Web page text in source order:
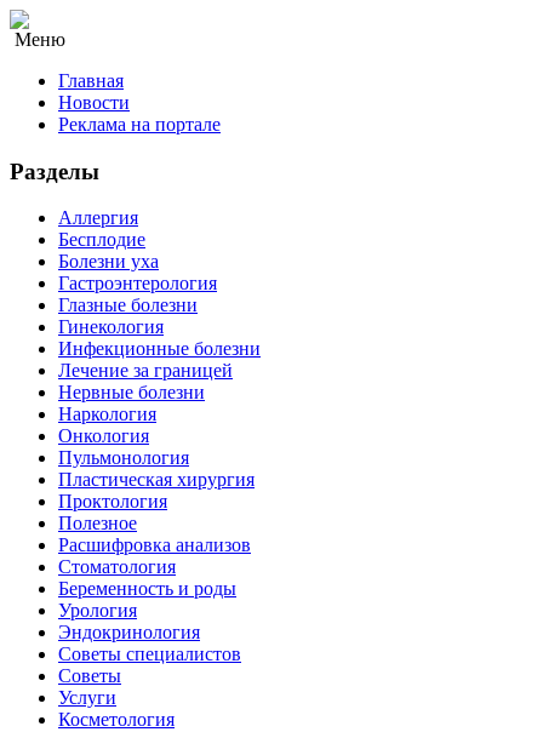
Меню
Главная
Новости
Реклама на портале
Разделы
Аллергия
Бесплодие
Болезни уха
Гастроэнтерология
Глазные болезни
Гинекология
Инфекционные болезни
Лечение за границей
Нервные болезни
Наркология
Онкология
Пульмонология
Пластическая хирургия
Проктология
Полезное
Расшифровка анализов
Стоматология
Беременность и роды
Урология
Эндокринология
Советы специалистов
Советы
Услуги
Косметология